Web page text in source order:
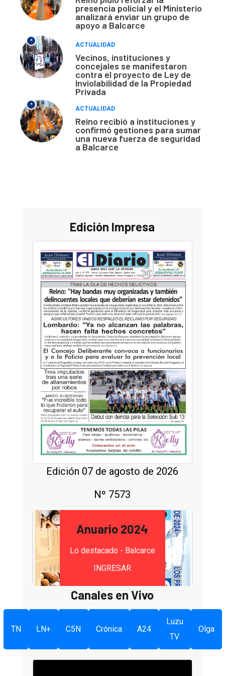
presencia policial y el Ministerio
analizará enviar un grupo de
apoyo a Balcarce
*
ACTUALIDAD
Vecinos, instituciones y
concejales se manifestaron
contra el proyecto de Ley de
Inviolabilidad de la Propiedad
Privada
*
ACTUALIDAD
Reino recibió a instituciones y
confirmó gestiones para sumar
una nueva fuerza de seguridad
a Balcarce
Edición Impresa
Edición 07 de agosto de 2026
Nº 7573
Anuario 2024
Lo destacado - Balcarce
INGRESAR
Canales en Vivo
TN LN+ C5N Crónica A24
Luzu
TV
Olga